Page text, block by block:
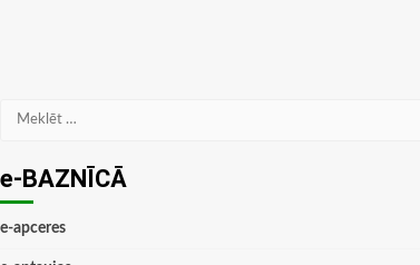
Meklēt:
e-BAZNĪCĀ
e-apceres